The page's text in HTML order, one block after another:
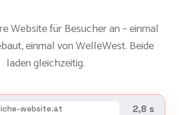
Website für Besucher an – einmal
einmal von WelleWest. Beide
laden gleichzeitig.
website.at 4,0 s